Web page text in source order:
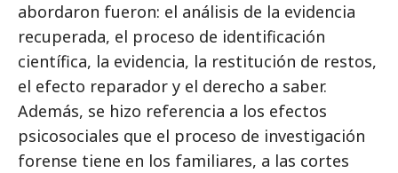
abordaron fueron: el análisis de la evidencia
recuperada, el proceso de identificación
científica, la evidencia, la restitución de restos,
el efecto reparador y el derecho a saber.
Además, se hizo referencia a los efectos
psicosociales que el proceso de investigación
forense tiene en los familiares, a las cortes